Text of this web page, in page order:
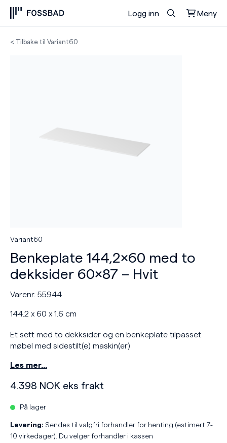
Logg inn Meny
Du har ingen produkter i handlekurven.
< Tilbake til Variant60
Variant60
Benkeplate 144,2×60 med to
dekksider 60×87 – Hvit
Varenr. 55944
144.2 x 60 x 1.6 cm
Et sett med to dekksider og en benkeplate tilpasset
møbel med sidestilt(e) maskin(er)
Les mer…
4.398 NOK eks frakt
På lager
Levering: Sendes til valgfri forhandler for henting (estimert 7-
10 virkedager). Du velger forhandler i kassen